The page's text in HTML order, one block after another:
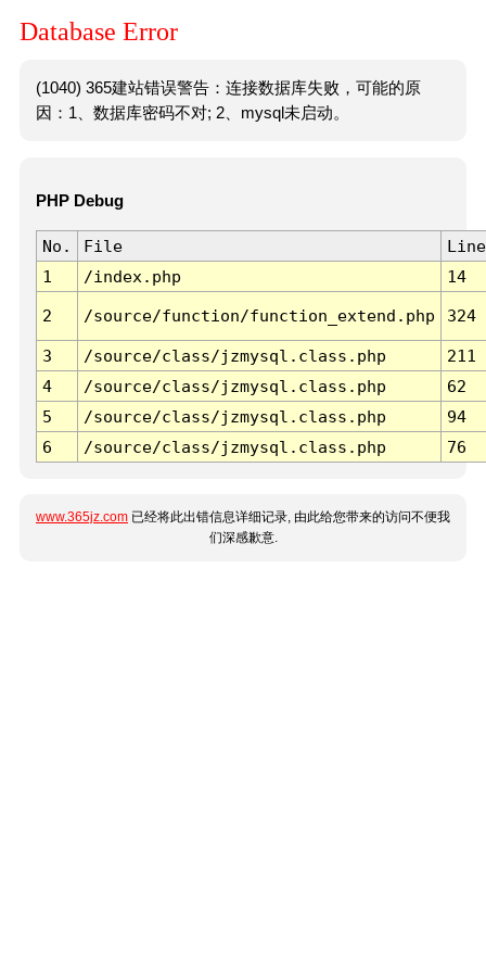
Database Error
(1040) 365建站错误警告：连接数据库失败，可能的原
因：1、数据库密码不对; 2、mysql未启动。
PHP Debug
No. File
Line
1
/index.php 14
2 /source/function/function_extend.php 324
3 /source/class/jzmysql.class.php
211
4
/source/class/jzmysql.class.php
62
5
/source/class/jzmysql.class.php
94
6
/source/class/jzmysql.class.php 76
www.365jz.com 已经将此出错信息详细记录, 由此给您带来的访问不便我
们深感歉意.